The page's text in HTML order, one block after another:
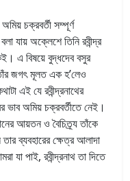
চক্রবর্তী সম্পূর্ণ
যায় অক্লেশে তিনি রবীন্দ্র
এ বিষয়ে বুদ্ধদেব বসুর
জগৎ মূলত এক হ’লেও
এই যে রবীন্দ্রনাথের
ভাব অমিয় চক্রবর্তীতে নেই।
আয়তন ও বৈচিত্র্য তাঁকে
তার ব্যবহারের ক্ষেত্র আলাদা
যা পাই, রবীন্দ্রনাথ তা দিতে